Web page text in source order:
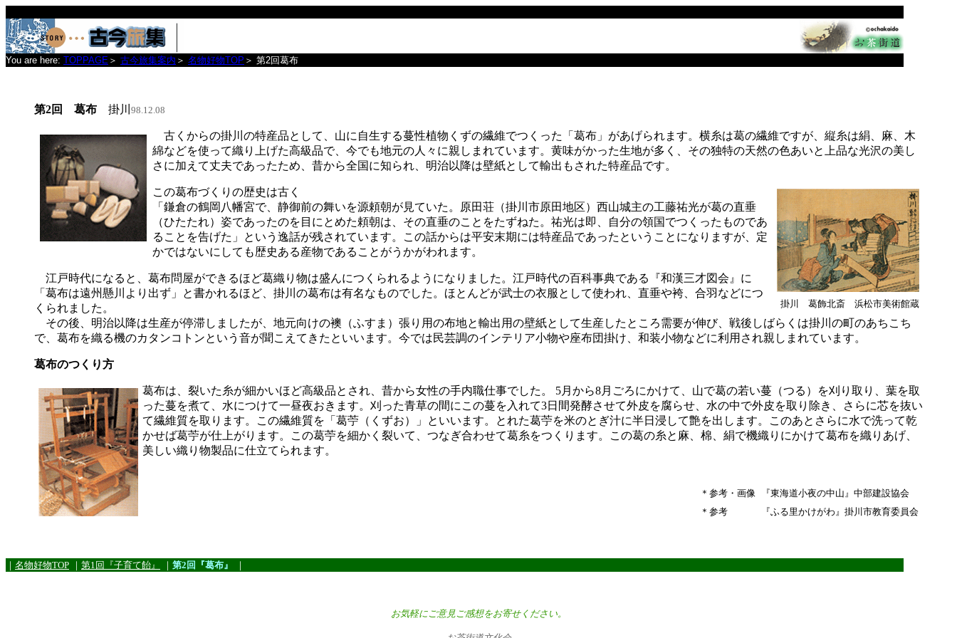
You are here: TOPPAGE ＞ 古今旅集案内 ＞ 名物好物TOP ＞ 第2回葛布
第2回 葛布 掛川 98.12.08
古くからの掛川の特産品として、山に自生する蔓性植物くずの繊維でつくった「葛布」があげられます。横糸は葛の繊維ですが、縦糸は絹、麻、木
綿などを使って織り上げた高級品で、今でも地元の人々に親しまれています。黄味がかった生地が多く、その独特の天然の色あいと上品な光沢の美し
さに加えて丈夫であったため、昔から全国に知られ、明治以降は壁紙として輸出もされた特産品です。
掛川 葛飾北斎 浜松市美術館蔵
この葛布づくりの歴史は古く
「鎌倉の鶴岡八幡宮で、静御前の舞いを源頼朝が見ていた。原田荘（掛川市原田地区）西山城主の工藤祐光が葛の直垂
（ひたたれ）姿であったのを目にとめた頼朝は、その直垂のことをたずねた。祐光は即、自分の領国でつくったものであ
ることを告げた」という逸話が残されています。この話からは平安末期には特産品であったということになりますが、定
かではないにしても歴史ある産物であることがうかがわれます。
江戸時代になると、葛布問屋ができるほど葛織り物は盛んにつくられるようになりました。江戸時代の百科事典である『和漢三才図会』に
「葛布は遠州懸川より出ず」と書かれるほど、掛川の葛布は有名なものでした。ほとんどが武士の衣服として使われ、直垂や袴、合羽などにつ
くられました。
その後、明治以降は生産が停滞しましたが、地元向けの襖（ふすま）張り用の布地と輸出用の壁紙として生産したところ需要が伸び、戦後しばらくは掛川の町のあちこち
で、葛布を織る機のカタンコトンという音が聞こえてきたといいます。今では民芸調のインテリア小物や座布団掛け、和装小物などに利用され親しまれています。
葛布のつくり方
葛布は、裂いた糸が細かいほど高級品とされ、昔から女性の手内職仕事でした。 5月から8月ごろにかけて、山で葛の若い蔓（つる）を刈り取り、葉を取
った蔓を煮て、水につけて一昼夜おきます。刈った青草の間にこの蔓を入れて3日間発酵させて外皮を腐らせ、水の中で外皮を取り除き、さらに芯を抜い
て繊維質を取ります。この繊維質を「葛苧（くずお）」といいます。とれた葛苧を米のとぎ汁に半日浸して艶を出します。このあとさらに水で洗って乾
かせば葛苧が仕上がります。この葛苧を細かく裂いて、つなぎ合わせて葛糸をつくります。この葛の糸と麻、棉、絹で機織りにかけて葛布を織りあげ、
美しい織り物製品に仕立てられます。
＊参考・画像
『東海道小夜の中山』中部建設協会
＊参考
『ふる里かけがわ』掛川市教育委員会
｜ 名物好物TOP ｜ 第1回『子育て飴』 ｜ 第2回『葛布』 ｜
お気軽にご意見ご感想をお寄せください。